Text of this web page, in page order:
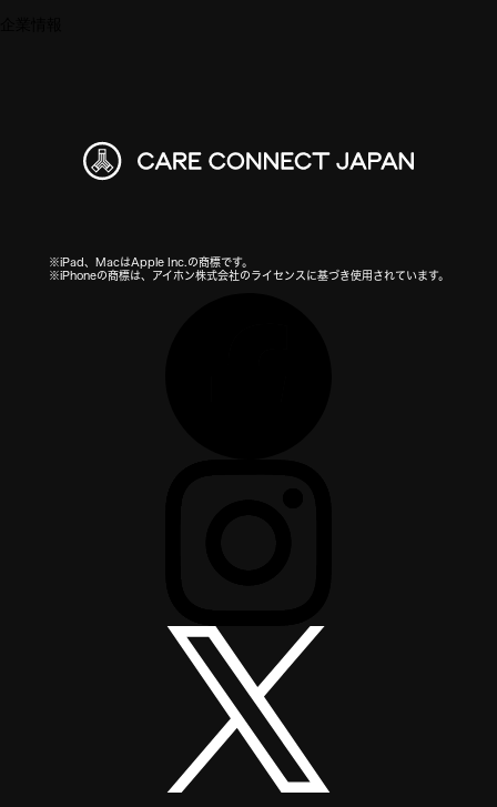
※iPad、MacはApple Inc.の商標です。
※iPhoneの商標は、アイホン株式会社のライセンスに基づき使用されています。